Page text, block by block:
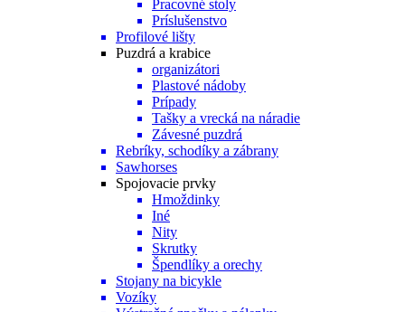
Pracovné stoly
Príslušenstvo
Profilové lišty
Puzdrá a krabice
organizátori
Plastové nádoby
Prípady
Tašky a vrecká na náradie
Závesné puzdrá
Rebríky, schodíky a zábrany
Sawhorses
Spojovacie prvky
Hmoždinky
Iné
Nity
Skrutky
Špendlíky a orechy
Stojany na bicykle
Vozíky